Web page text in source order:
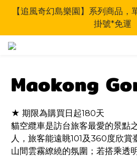
【追風奇幻島樂園】系列商品
掛號*免運
Maokong
★ 期限為購買日起180天
貓空纜車是訪台旅客最愛的景點
人，旅客能遠眺101及360度欣賞
山間雲霧繚繞的氛圍；若搭乘透